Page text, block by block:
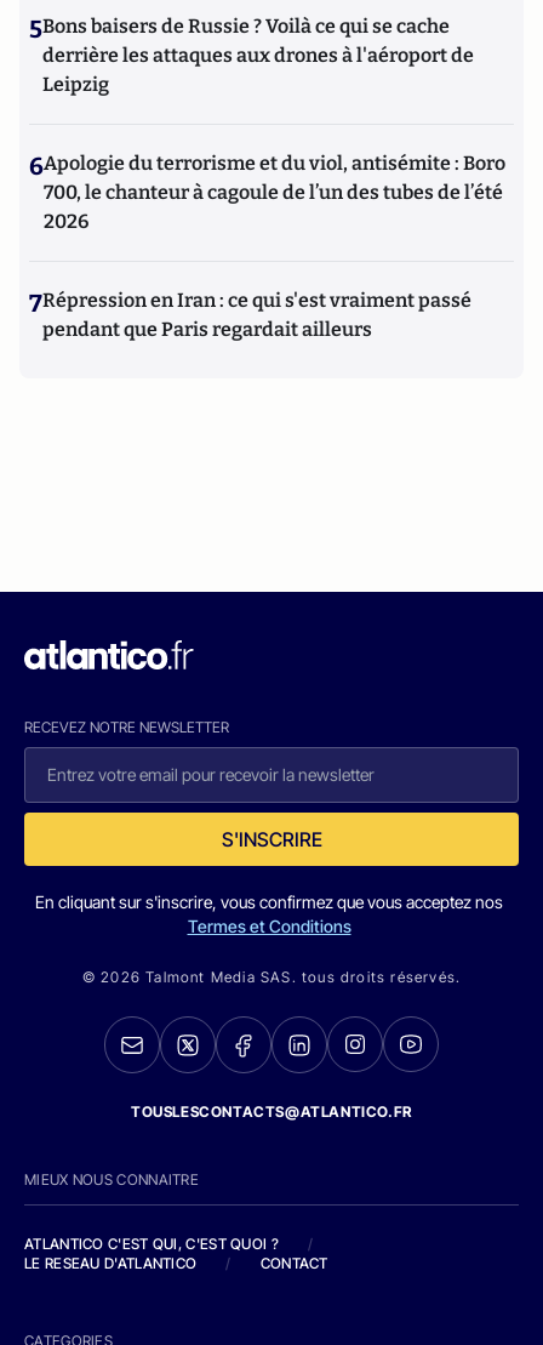
5Bons baisers de Russie ? Voilà ce qui se cache
derrière les attaques aux drones à l'aéroport de
Leipzig
6Apologie du terrorisme et du viol, antisémite : Boro
700, le chanteur à cagoule de l’un des tubes de l’été
2026
7Répression en Iran : ce qui s'est vraiment passé
pendant que Paris regardait ailleurs
RECEVEZ NOTRE NEWSLETTER
S'INSCRIRE
En cliquant sur s'inscrire, vous confirmez que vous acceptez nos
Termes et Conditions
© 2026 Talmont Media SAS. tous droits réservés.
TOUSLESCONTACTS@ATLANTICO.FR
MIEUX NOUS CONNAITRE
ATLANTICO C'EST QUI, C'EST QUOI ?
/
LE RESEAU D'ATLANTICO
/ CONTACT
CATEGORIES